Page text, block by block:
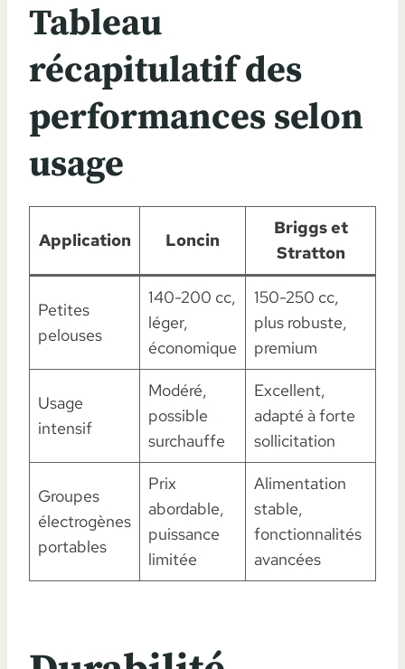
Tableau
récapitulatif des
performances selon
usage
Application Loncin
Briggs et
Stratton
Petites
pelouses
140-200 cc,
léger,
économique
150-250 cc,
plus robuste,
premium
Usage
intensif
Modéré,
possible
surchauffe
Excellent,
adapté à forte
sollicitation
Groupes
électrogènes
portables
Prix
abordable,
puissance
limitée
Alimentation
stable,
fonctionnalités
avancées